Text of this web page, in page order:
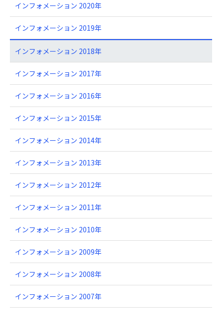
インフォメーション 2020年
インフォメーション 2019年
インフォメーション 2018年
インフォメーション 2017年
インフォメーション 2016年
インフォメーション 2015年
インフォメーション 2014年
インフォメーション 2013年
インフォメーション 2012年
インフォメーション 2011年
インフォメーション 2010年
インフォメーション 2009年
インフォメーション 2008年
インフォメーション 2007年